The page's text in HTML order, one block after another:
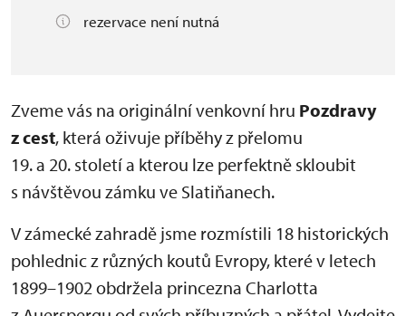
rezervace není nutná
Zveme vás na originální venkovní hru Pozdravy
z cest, která oživuje příběhy z přelomu
19. a 20. století a kterou lze perfektně skloubit
s návštěvou zámku ve Slatiňanech.
V zámecké zahradě jsme rozmístili 18 historických
pohlednic z různých koutů Evropy, které v letech
1899–1902 obdržela princezna Charlotta